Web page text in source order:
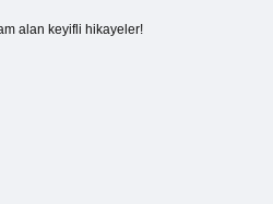
alan keyifli hikayeler!